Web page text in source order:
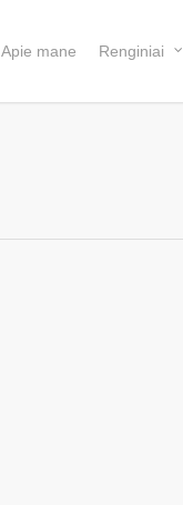
Apie mane Renginiai